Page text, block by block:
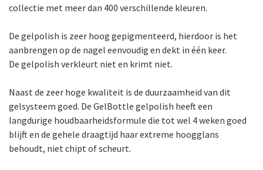
collectie met meer dan 400 verschillende kleuren.
De gelpolish is zeer hoog gepigmenteerd, hierdoor is het
aanbrengen op de nagel eenvoudig en dekt in één keer.
De gelpolish verkleurt niet en krimt niet.
Naast de zeer hoge kwaliteit is de duurzaamheid van dit
gelsysteem goed. De GelBottle gelpolish heeft een
langdurige houdbaarheidsformule die tot wel 4 weken goed
blijft en de gehele draagtijd haar extreme hoogglans
behoudt, niet chipt of scheurt.